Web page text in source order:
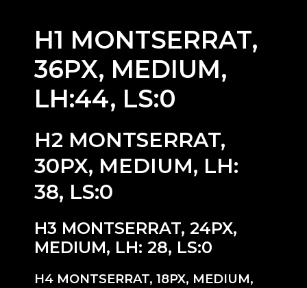
H1 MONTSERRAT,
36PX, MEDIUM,
LH:44, LS:0
H2 MONTSERRAT,
30PX, MEDIUM, LH:
38, LS:0
H3 MONTSERRAT, 24PX,
MEDIUM, LH: 28, LS:0
H4 MONTSERRAT, 18PX, MEDIUM,